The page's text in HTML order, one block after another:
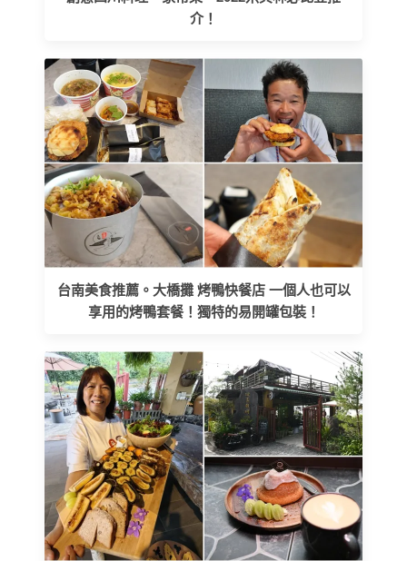
介！
台南美食推薦。大橋攤 烤鴨快餐店 一個人也可以
享用的烤鴨套餐！獨特的易開罐包裝！